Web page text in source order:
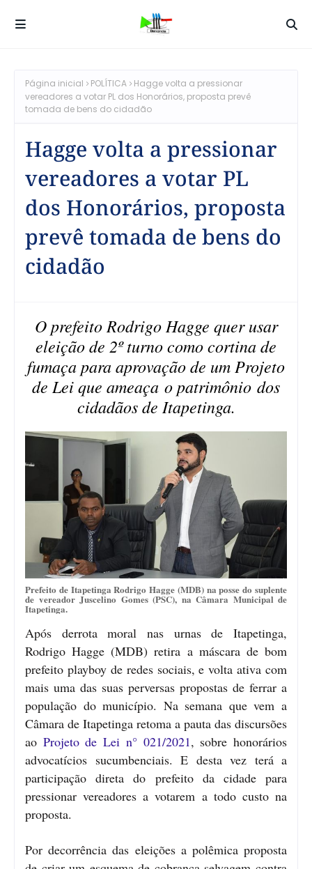
Página inicial POLÍTICA
Hagge volta a pressionar
vereadores a votar PL dos Honorários, proposta prevê
tomada de bens do cidadão
Hagge volta a pressionar
vereadores a votar PL
dos Honorários, proposta
prevê tomada de bens do
cidadão
O prefeito Rodrigo Hagge quer usar
eleição de 2º turno como cortina de
fumaça para aprovação de um Projeto
de Lei que ameaça o patrimônio dos
cidadãos de Itapetinga.
Prefeito de Itapetinga Rodrigo Hagge (MDB) na posse do suplente
de vereador Juscelino Gomes (PSC), na Câmara Municipal de
Itapetinga.
Após derrota moral nas urnas de Itapetinga,
Rodrigo Hagge (MDB) retira a máscara de bom
prefeito playboy de redes sociais, e volta ativa com
mais uma das suas perversas propostas de ferrar a
população do município. Na semana que vem a
Câmara de Itapetinga retoma a pauta das discursões
ao Projeto de Lei n° 021/2021, sobre honorários
advocatícios sucumbenciais. E desta vez terá a
participação direta do prefeito da cidade para
pressionar vereadores a votarem a todo custo na
proposta.
Por decorrência das eleições a polêmica proposta